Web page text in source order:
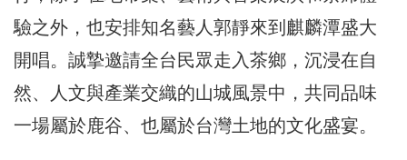
驗之外，也安排知名藝人郭靜來到麒麟潭盛大
開唱。誠摯邀請全台民眾走入茶鄉，沉浸在自
然、人文與產業交織的山城風景中，共同品味
一場屬於鹿谷、也屬於台灣土地的文化盛宴。